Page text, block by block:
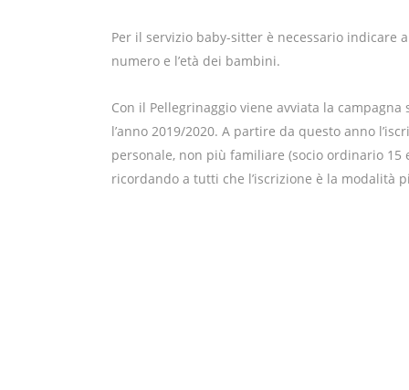
Per il servizio baby-sitter è necessario indicare
numero e l’età dei bambini.
Con il Pellegrinaggio viene avviata la campagna
l’anno 2019/2020. A partire da questo anno
personale, non più familiare (socio ordinario 15
ricordando a tutti che l’iscrizione è la modalità